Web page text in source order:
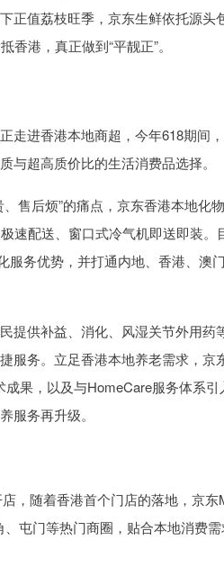
正值荔枝旺季，京东生鲜依托源
港，真正做到“平靓正”。
走进香港本地商超，今年618期间
与超高质价比的生活消费品选择。
售后烦”的痛点，京东香港本地化
速配送、窗口式冷气机即送即装
服务优势，并打通内地、香港、
提供补益、消化、风湿关节外用
服务。立足香港本地养老需求，
果，以及与HomeCare服务体系
服务再升级。
，随着香港首个门店的落地，京
屯门等热门商圈，贴合本地消费